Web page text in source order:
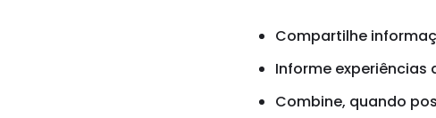
Compartilhe
Informe
Combine, quando